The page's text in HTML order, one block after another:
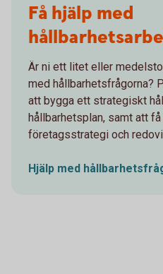
Få hjälp med
Är ni ett litet eller
med hållbarhetsfrågorna?
att bygga ett strategiskt
hållbarhetsplan, samt att
företagsstrategi och
Hjälp med